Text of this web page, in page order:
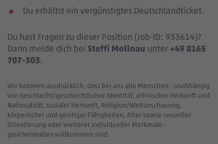
Du erhältst ein vergünstigtes Deutschlandticket.
Du hast Fragen zu dieser Position (Job-ID: 933614)?
Dann melde dich bei Steffi Mollnau unter +49 8165
707-303.
Wir betonen ausdrücklich, dass bei uns alle Menschen - unabhängig
von Geschlecht/geschlechtlicher Identität, ethnischer Herkunft und
Nationalität, sozialer Herkunft, Religion/Weltanschauung,
körperlicher und geistiger Fähigkeiten, Alter sowie sexueller
Orientierung oder weiterer individueller Merkmale -
gleichermaßen willkommen sind.